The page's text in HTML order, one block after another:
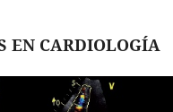
EN CARDIOLOGÍA